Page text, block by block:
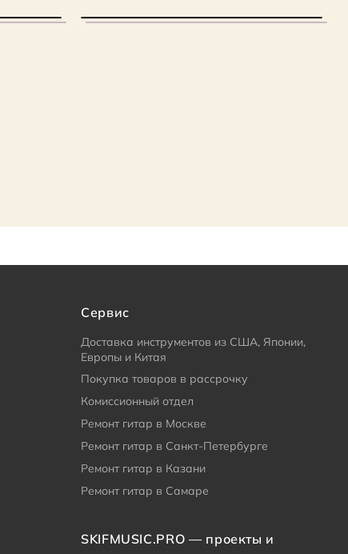
Сервис
Доставка инструментов из США, Японии,
Европы и Китая
Покупка товаров в рассрочку
Комиссионный отдел
Ремонт гитар в Москве
Ремонт гитар в Санкт-Петербурге
Ремонт гитар в Казани
Ремонт гитар в Самаре
SKIFMUSIC.PRO — проекты и